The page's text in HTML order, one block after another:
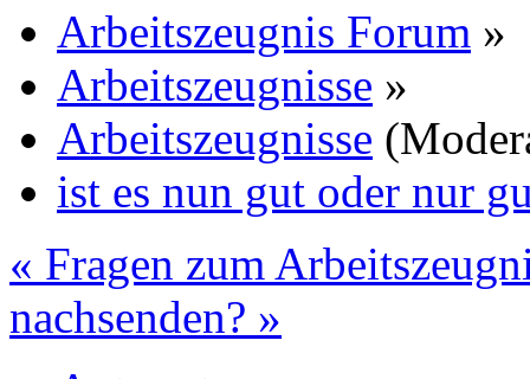
Arbeitszeugnis Forum »
Arbeitszeugnisse »
Arbeitszeugnisse
ist es nun gut oder nur
« Fragen zum
nachsenden? »